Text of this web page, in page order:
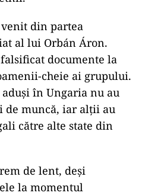
din partea
al lui Orbán Áron.
documente la
cheie ai grupului.
în Ungaria nu au
muncă, iar alții au
către alte state din
de lent, deși
la momentul